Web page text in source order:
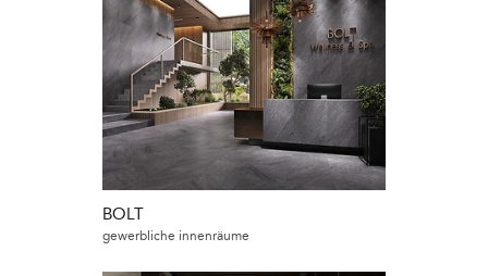
BOLT
gewerbliche innenräume